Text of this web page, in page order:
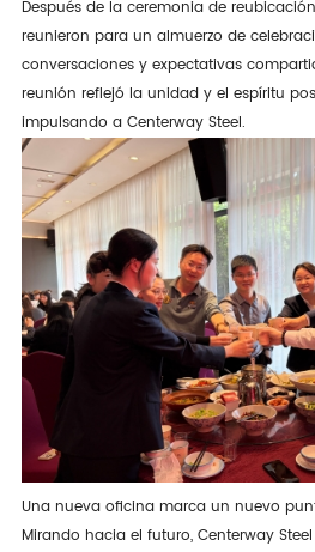
Después de la ceremonia de
reunieron para un almuerzo de
conversaciones y expectativas
reunión reflejó la unidad y el espíritu
impulsando a Centerway Steel.
Una nueva oficina marca un nuevo
Mirando hacia el futuro, Centerway